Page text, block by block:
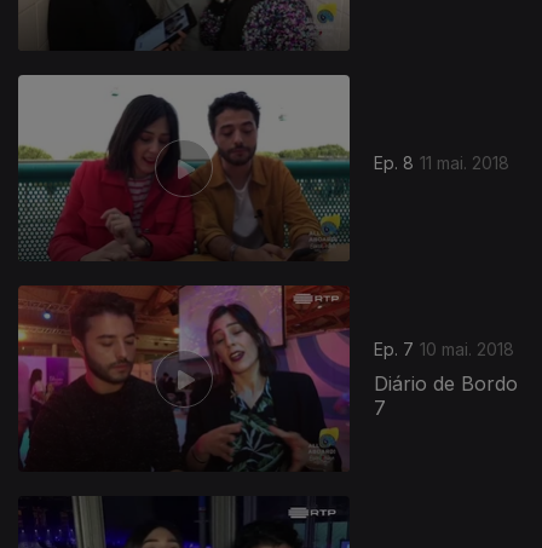
Ep. 8 11 mai. 2018
Ep. 7 10 mai. 2018
Diário de Bordo
7